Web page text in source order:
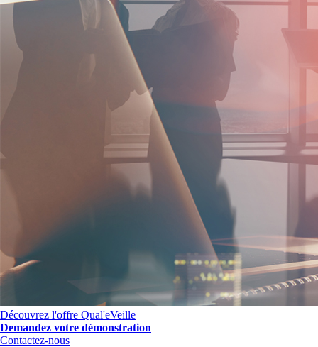
Découvrez l'offre Qual'eVeille
Demandez votre démonstration
Contactez-nous